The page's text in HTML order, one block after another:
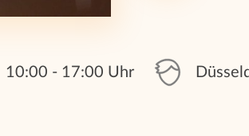
10:00 - 17:00 Uhr